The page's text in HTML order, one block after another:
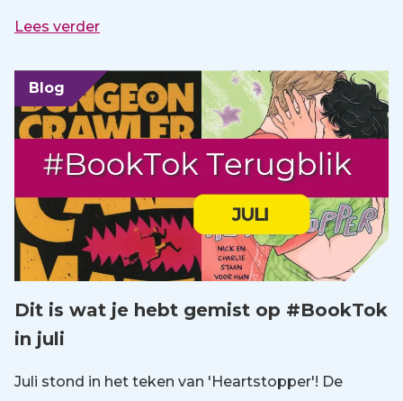
Lees verder
Blog
Dit is wat je hebt gemist op #BookTok
in juli
Juli stond in het teken van 'Heartstopper'! De